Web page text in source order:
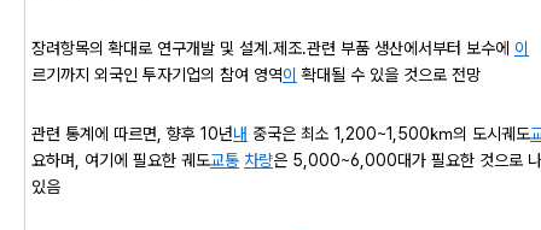
장려항목의 확대로 연구개발 및 설계․제조․관련 부품 생산에서부터 보수에 이
르기까지 외국인 투자기업의 참여 영역이 확대될 수 있을 것으로 전망
관련 통계에 따르면, 향후 10년내 중국은 최소 1,200~1,500㎞의 도시궤도
요하며, 여기에 필요한 궤도교통 차량은 5,000~6,000대가 필요한 것으로
있음